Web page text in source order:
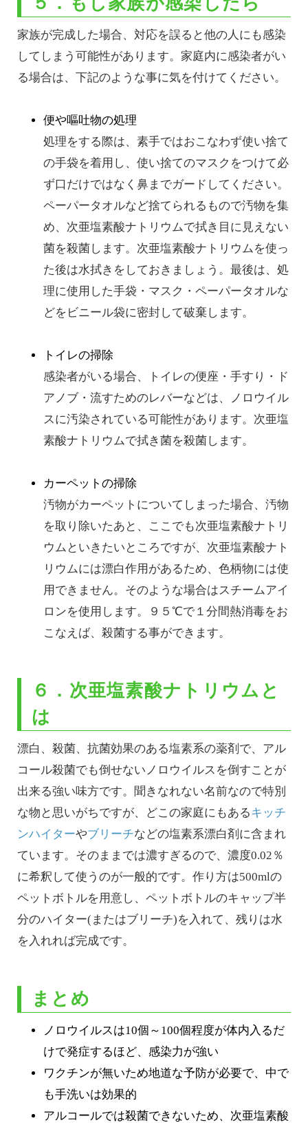
家族が完成した場合、対応を誤ると他の人にも感染
してしまう可能性があります。家庭内に感染者がい
る場合は、下記のような事に気を付けてください。
便や嘔吐物の処理
処理をする際は、素手ではおこなわず使い捨て
の手袋を着用し、使い捨てのマスクをつけて必
ず口だけではなく鼻までガードしてください。
ペーパータオルなど捨てられるもので汚物を集
め、次亜塩素酸ナトリウムで拭き目に見えない
菌を殺菌します。次亜塩素酸ナトリウムを使っ
た後は水拭きをしておきましょう。最後は、処
理に使用した手袋・マスク・ペーパータオルな
どをビニール袋に密封して破棄します。
トイレの掃除
感染者がいる場合、トイレの便座・手すり・ド
アノブ・流すためのレバーなどは、ノロウイル
スに汚染されている可能性があります。次亜塩
素酸ナトリウムで拭き菌を殺菌します。
カーペットの掃除
汚物がカーペットについてしまった場合、汚物
を取り除いたあと、ここでも次亜塩素酸ナトリ
ウムといきたいところですが、次亜塩素酸ナト
リウムには漂白作用があるため、色柄物には使
用できません。そのような場合はスチームアイ
ロンを使用します。９５℃で１分間熱消毒をお
こなえば、殺菌する事ができます。
６．次亜塩素酸ナトリウムと
は
漂白、殺菌、抗菌効果のある塩素系の薬剤で、アル
コール殺菌でも倒せないノロウイルスを倒すことが
出来る強い味方です。聞きなれない名前なので特別
な物と思いがちですが、どこの家庭にもあるキッチ
ンハイターやブリーチなどの塩素系漂白剤に含まれ
ています。そのままでは濃すぎるので、濃度0.02％
に希釈して使うのが一般的です。作り方は500mlの
ペットボトルを用意し、ペットボトルのキャップ半
分のハイター(またはブリーチ)を入れて、残りは水
を入れれば完成です。
まとめ
ノロウイルスは10個～100個程度が体内入るだ
けで発症するほど、感染力が強い
ワクチンが無いため地道な予防が必要で、中で
も手洗いは効果的
アルコールでは殺菌できないため、次亜塩素酸